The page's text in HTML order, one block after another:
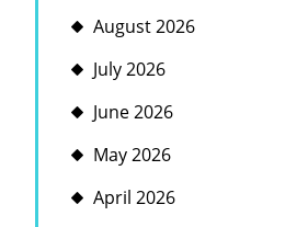
August 2026
July 2026
June 2026
May 2026
April 2026